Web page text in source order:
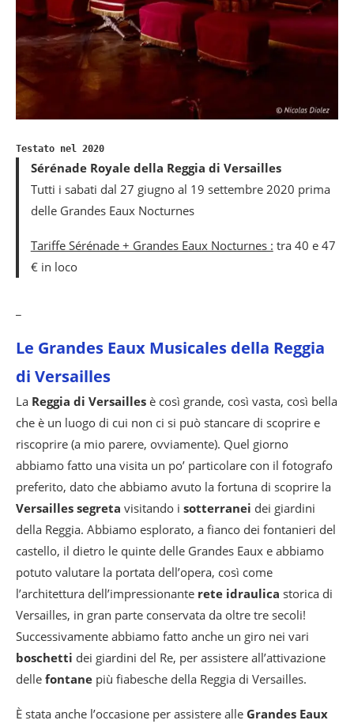
Testato nel 2020
Sérénade Royale della Reggia di Versailles
Tutti i sabati dal 27 giugno al 19 settembre 2020 prima
delle Grandes Eaux Nocturnes
Tariffe Sérénade + Grandes Eaux Nocturnes : tra 40 e 47
€ in loco
Le Grandes Eaux Musicales della Reggia
di Versailles
La Reggia di Versailles è così grande, così vasta, così bella
che è un luogo di cui non ci si può stancare di scoprire e
riscoprire (a mio parere, ovviamente). Quel giorno
abbiamo fatto una visita un po’ particolare con il fotografo
preferito, dato che abbiamo avuto la fortuna di scoprire la
Versailles segreta visitando i sotterranei dei giardini
della Reggia. Abbiamo esplorato, a fianco dei fontanieri del
castello, il dietro le quinte delle Grandes Eaux e abbiamo
potuto valutare la portata dell’opera, così come
l’architettura dell’impressionante rete idraulica storica di
Versailles, in gran parte conservata da oltre tre secoli!
Successivamente abbiamo fatto anche un giro nei vari
boschetti dei giardini del Re, per assistere all’attivazione
delle fontane più fiabesche della Reggia di Versailles.
È stata anche l’occasione per assistere alle Grandes Eaux